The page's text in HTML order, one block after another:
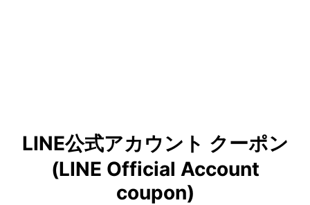
LINE公式アカウント クーポン
(LINE Official Account
coupon)